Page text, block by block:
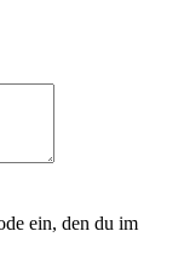
ein, den du im